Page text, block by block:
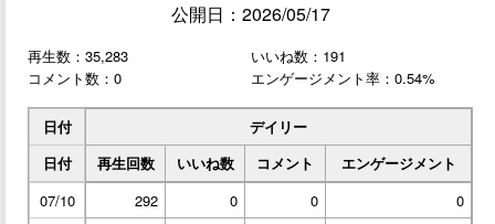
公開日：2026/05/17
再生数：35,283
いいね数：191
コメント数：0
エンゲージメント率：0.54%
日付
デイリー
日付
再生回数 いいね数 コメント
エンゲージメント
07/10
292 0 0
0